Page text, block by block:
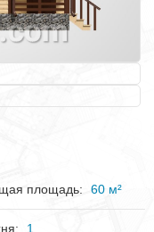
площадь: 60 м²
1